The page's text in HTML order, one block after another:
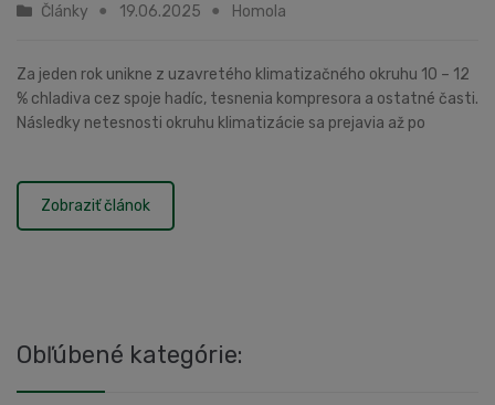
Články 19.06.2025 Homola
Za jeden rok unikne z uzavretého klimatizačného okruhu 10 – 12
% chladiva cez spoje hadíc, tesnenia kompresora a ostatné časti.
Následky netesnosti okruhu klimatizácie sa prejavia až po
Zobraziť článok
Obľúbené kategórie: